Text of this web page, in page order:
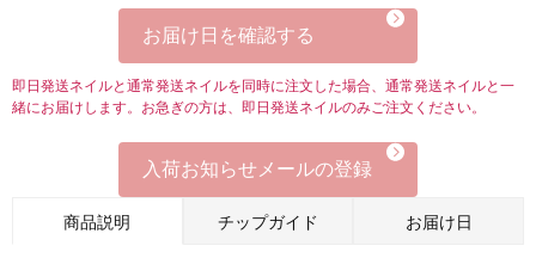
お届け日を確認する
即日発送ネイルと通常発送ネイルを同時に注文した場合、通常発送ネイルと一
緒にお届けします。お急ぎの方は、即日発送ネイルのみご注文ください。
入荷お知らせメールの登録
商品説明 チップガイド お届け日